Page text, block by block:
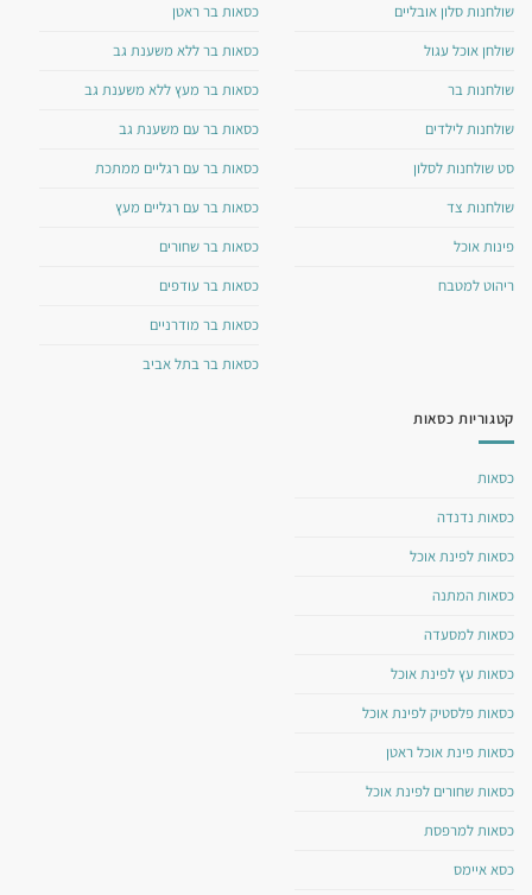
שולחנות סלון אובליים
שולחן אוכל עגול
שולחנות בר
שולחנות לילדים
סט שולחנות לסלון
שולחנות צד
פינות אוכל
ריהוט למטבח
כסאות בר ראטן
כסאות בר ללא משענת גב
כסאות בר מעץ ללא משענת גב
כסאות בר עם משענת גב
כסאות בר עם רגליים ממתכת
כסאות בר עם רגליים מעץ
כסאות בר שחורים
כסאות בר עודפים
כסאות בר מודרניים
כסאות בר בתל אביב
קטגוריות כסאות
כסאות
כסאות נדנדה
כסאות לפינת אוכל
כסאות המתנה
כסאות למסעדה
כסאות עץ לפינת אוכל
כסאות פלסטיק לפינת אוכל
כסאות פינת אוכל ראטן
כסאות שחורים לפינת אוכל
כסאות למרפסת
כסא איימס